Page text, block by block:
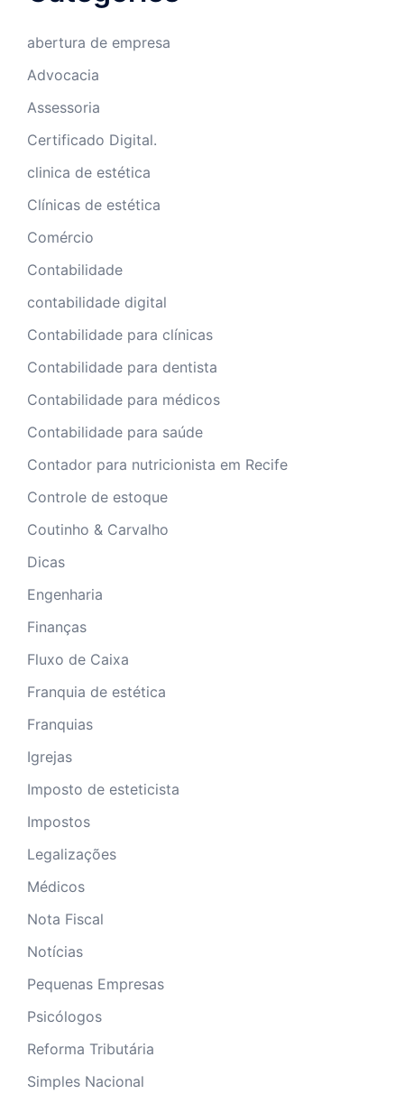
abertura de empresa
Advocacia
Assessoria
Certificado Digital.
clinica de estética
Clínicas de estética
Comércio
Contabilidade
contabilidade digital
Contabilidade para clínicas
Contabilidade para dentista
Contabilidade para médicos
Contabilidade para saúde
Contador para nutricionista em Recife
Controle de estoque
Coutinho & Carvalho
Dicas
Engenharia
Finanças
Fluxo de Caixa
Franquia de estética
Franquias
Igrejas
Imposto de esteticista
Impostos
Legalizações
Médicos
Nota Fiscal
Notícias
Pequenas Empresas
Psicólogos
Reforma Tributária
Simples Nacional